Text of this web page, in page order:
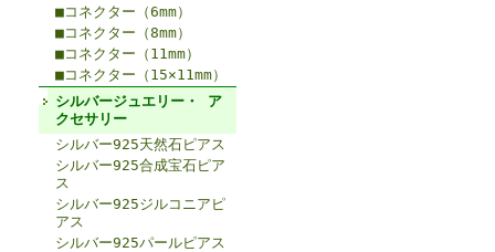
■コネクター（6mm）
■コネクター（8mm）
■コネクター（11mm）
■コネクター（15×11mm）
シルバージュエリー・ ア
クセサリー
シルバー925天然石ピアス
シルバー925合成宝石ピア
ス
シルバー925ジルコニアピ
アス
シルバー925パールピアス